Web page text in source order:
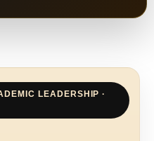
LEADERSHIP ·